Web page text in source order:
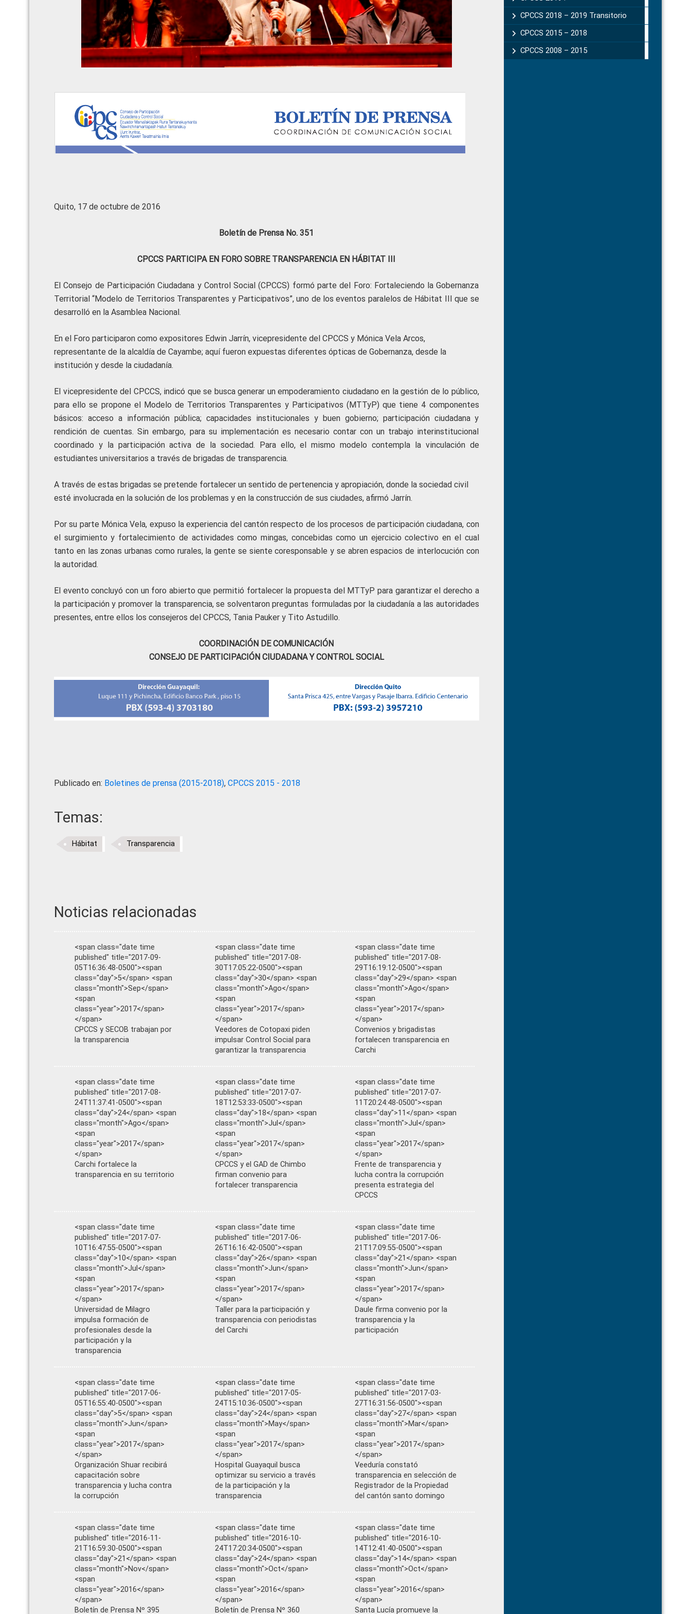
Quito, 17 de octubre de 2016
Boletín de Prensa No. 351
CPCCS PARTICIPA EN FORO SOBRE TRANSPARENCIA EN HÁBITAT III
El Consejo de Participación Ciudadana y Control Social (CPCCS) formó parte del Foro: Fortaleciendo la Gobernanza
Territorial “Modelo de Territorios Transparentes y Participativos”, uno de los eventos paralelos de Hábitat III que se
desarrolló en la Asamblea Nacional.
En el Foro participaron como expositores Edwin Jarrín, vicepresidente del CPCCS y Mónica Vela Arcos,
representante de la alcaldía de Cayambe; aquí fueron expuestas diferentes ópticas de Gobernanza, desde la
institución y desde la ciudadanía.
El vicepresidente del CPCCS, indicó que se busca generar un empoderamiento ciudadano en la gestión de lo público,
para ello se propone el Modelo de Territorios Transparentes y Participativos (MTTyP) que tiene 4 componentes
básicos: acceso a información pública; capacidades institucionales y buen gobierno; participación ciudadana y
rendición de cuentas. Sin embargo, para su implementación es necesario contar con un trabajo interinstitucional
coordinado y la participación activa de la sociedad. Para ello, el mismo modelo contempla la vinculación de
estudiantes universitarios a través de brigadas de transparencia.
A través de estas brigadas se pretende fortalecer un sentido de pertenencia y apropiación, donde la sociedad civil
esté involucrada en la solución de los problemas y en la construcción de sus ciudades, afirmó Jarrín.
Por su parte Mónica Vela, expuso la experiencia del cantón respecto de los procesos de participación ciudadana, con
el surgimiento y fortalecimiento de actividades como mingas, concebidas como un ejercicio colectivo en el cual
tanto en las zonas urbanas como rurales, la gente se siente coresponsable y se abren espacios de interlocución con
la autoridad.
El evento concluyó con un foro abierto que permitió fortalecer la propuesta del MTTyP para garantizar el derecho a
la participación y promover la transparencia, se solventaron preguntas formuladas por la ciudadanía a las autoridades
presentes, entre ellos los consejeros del CPCCS, Tania Pauker y Tito Astudillo.
COORDINACIÓN DE COMUNICACIÓN
CONSEJO DE PARTICIPACIÓN CIUDADANA Y CONTROL SOCIAL
Publicado en: Boletines de prensa (2015-2018), CPCCS 2015 - 2018
Temas:
Hábitat Transparencia
Noticias relacionadas
<span class="date time
published" title="2017-09-
05T16:36:48-0500"><span
class="day">5</span> <span
class="month">Sep</span>
<span
class="year">2017</span>
</span>
CPCCS y SECOB trabajan por
la transparencia
<span class="date time
published" title="2017-08-
30T17:05:22-0500"><span
class="day">30</span> <span
class="month">Ago</span>
<span
class="year">2017</span>
</span>
Veedores de Cotopaxi piden
impulsar Control Social para
garantizar la transparencia
<span class="date time
published" title="2017-08-
29T16:19:12-0500"><span
class="day">29</span> <span
class="month">Ago</span>
<span
class="year">2017</span>
</span>
Convenios y brigadistas
fortalecen transparencia en
Carchi
<span class="date time
published" title="2017-08-
24T11:37:41-0500"><span
class="day">24</span> <span
class="month">Ago</span>
<span
class="year">2017</span>
</span>
Carchi fortalece la
transparencia en su territorio
<span class="date time
published" title="2017-07-
18T12:53:33-0500"><span
class="day">18</span> <span
class="month">Jul</span>
<span
class="year">2017</span>
</span>
CPCCS y el GAD de Chimbo
firman convenio para
fortalecer transparencia
<span class="date time
published" title="2017-07-
11T20:24:48-0500"><span
class="day">11</span> <span
class="month">Jul</span>
<span
class="year">2017</span>
</span>
Frente de transparencia y
lucha contra la corrupción
presenta estrategia del
CPCCS
<span class="date time
published" title="2017-07-
10T16:47:55-0500"><span
class="day">10</span> <span
class="month">Jul</span>
<span
class="year">2017</span>
</span>
Universidad de Milagro
impulsa formación de
profesionales desde la
participación y la
transparencia
<span class="date time
published" title="2017-06-
26T16:16:42-0500"><span
class="day">26</span> <span
class="month">Jun</span>
<span
class="year">2017</span>
</span>
Taller para la participación y
transparencia con periodistas
del Carchi
<span class="date time
published" title="2017-06-
21T17:09:55-0500"><span
class="day">21</span> <span
class="month">Jun</span>
<span
class="year">2017</span>
</span>
Daule firma convenio por la
transparencia y la
participación
<span class="date time
published" title="2017-06-
05T16:55:40-0500"><span
class="day">5</span> <span
class="month">Jun</span>
<span
class="year">2017</span>
</span>
Organización Shuar recibirá
capacitación sobre
transparencia y lucha contra
la corrupción
<span class="date time
published" title="2017-05-
24T15:10:36-0500"><span
class="day">24</span> <span
class="month">May</span>
<span
class="year">2017</span>
</span>
Hospital Guayaquil busca
optimizar su servicio a través
de la participación y la
transparencia
<span class="date time
published" title="2017-03-
27T16:31:56-0500"><span
class="day">27</span> <span
class="month">Mar</span>
<span
class="year">2017</span>
</span>
Veeduría constató
transparencia en selección de
Registrador de la Propiedad
del cantón santo domingo
<span class="date time
published" title="2016-11-
21T16:59:30-0500"><span
class="day">21</span> <span
class="month">Nov</span>
<span
class="year">2016</span>
</span>
Boletín de Prensa Nº 395
<span class="date time
published" title="2016-10-
24T17:20:34-0500"><span
class="day">24</span> <span
class="month">Oct</span>
<span
class="year">2016</span>
</span>
Boletín de Prensa Nº 360
<span class="date time
published" title="2016-10-
14T12:41:40-0500"><span
class="day">14</span> <span
class="month">Oct</span>
<span
class="year">2016</span>
</span>
Santa Lucía promueve la
CPCCS 2018 – 2019 Transitorio
CPCCS 2015 – 2018
CPCCS 2008 – 2015